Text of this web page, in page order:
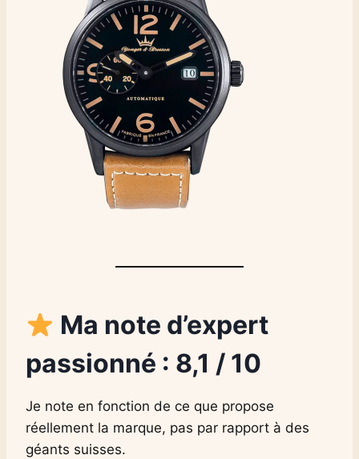
Ma note d’expert
passionné : 8,1 / 10
Je note en fonction de ce que propose
réellement la marque, pas par rapport à des
géants suisses.